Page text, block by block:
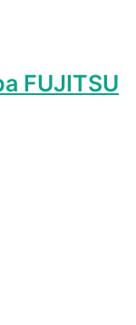
FUJITSU